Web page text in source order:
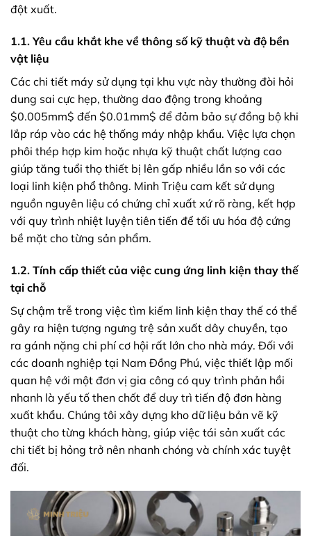
đột xuất.
1.1. Yêu cầu khắt khe về thông số kỹ thuật và độ bền
vật liệu
Các chi tiết máy sử dụng tại khu vực này thường đòi hỏi
dung sai cực hẹp, thường dao động trong khoảng
$0.005mm$ đến $0.01mm$ để đảm bảo sự đồng bộ khi
lắp ráp vào các hệ thống máy nhập khẩu. Việc lựa chọn
phôi thép hợp kim hoặc nhựa kỹ thuật chất lượng cao
giúp tăng tuổi thọ thiết bị lên gấp nhiều lần so với các
loại linh kiện phổ thông. Minh Triệu cam kết sử dụng
nguồn nguyên liệu có chứng chỉ xuất xứ rõ ràng, kết hợp
với quy trình nhiệt luyện tiên tiến để tối ưu hóa độ cứng
bề mặt cho từng sản phẩm.
1.2. Tính cấp thiết của việc cung ứng linh kiện thay thế
tại chỗ
Sự chậm trễ trong việc tìm kiếm linh kiện thay thế có thể
gây ra hiện tượng ngưng trệ sản xuất dây chuyền, tạo
ra gánh nặng chi phí cơ hội rất lớn cho nhà máy. Đối với
các doanh nghiệp tại Nam Đồng Phú, việc thiết lập mối
quan hệ với một đơn vị gia công có quy trình phản hồi
nhanh là yếu tố then chốt để duy trì tiến độ đơn hàng
xuất khẩu. Chúng tôi xây dựng kho dữ liệu bản vẽ kỹ
thuật cho từng khách hàng, giúp việc tái sản xuất các
chi tiết bị hỏng trở nên nhanh chóng và chính xác tuyệt
đối.